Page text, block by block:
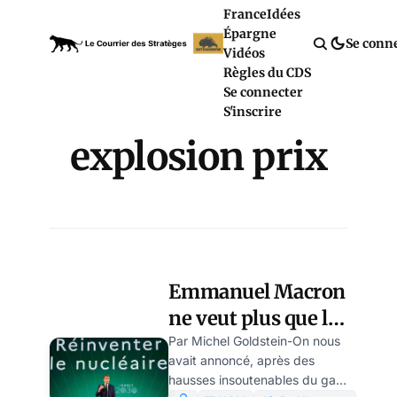
FranceIdées
Épargne
Vidéos
Règles du CDS
Se connecter
S'inscrire
Se
explosion prix
Emmanuel Macron
ne veut plus que les
Français soient
éclairés
Par Michel Goldstein-On nous
avait annoncé, après des
hausses insoutenables du gaz